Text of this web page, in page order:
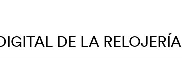
DE LA RELOJERÍA